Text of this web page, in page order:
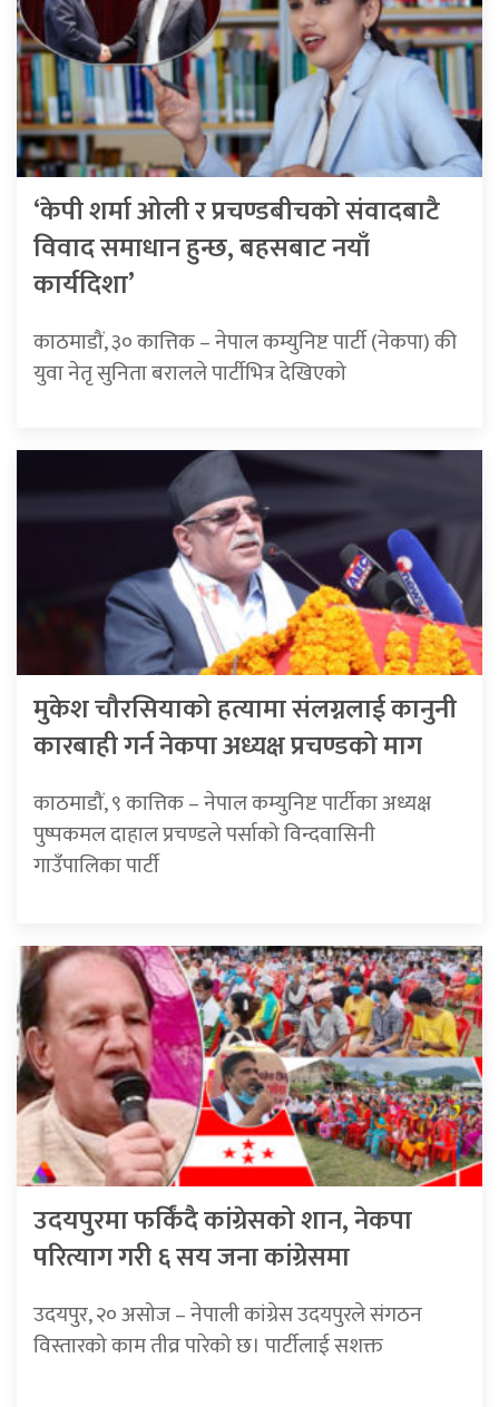
‘केपी शर्मा ओली र प्रचण्डबीचको संवादबाटै
विवाद समाधान हुन्छ, बहसबाट नयाँ
कार्यदिशा’
काठमाडौं, ३० कात्तिक – नेपाल कम्युनिष्ट पार्टी (नेकपा) की
युवा नेतृ सुनिता बरालले पार्टीभित्र देखिएको
मुकेश चौरसियाको हत्यामा संलग्नलाई कानुनी
कारबाही गर्न नेकपा अध्यक्ष प्रचण्डको माग
काठमाडौं, ९ कात्तिक – नेपाल कम्युनिष्ट पार्टीका अध्यक्ष
पुष्पकमल दाहाल प्रचण्डले पर्साको विन्दवासिनी
गाउँपालिका पार्टी
उदयपुरमा फर्किंदै कांग्रेसको शान, नेकपा
परित्याग गरी ६ सय जना कांग्रेसमा
उदयपुर, २० असोज – नेपाली कांग्रेस उदयपुरले संगठन
विस्तारको काम तीव्र पारेको छ। पार्टीलाई सशक्त